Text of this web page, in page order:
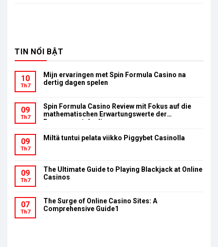
TIN NỔI BẬT
10
Th7
Mijn ervaringen met Spin Formula Casino na
dertig dagen spelen
09
Th7
Spin Formula Casino Review mit Fokus auf die
mathematischen Erwartungswerte der
Bonusumsatzbedingungen
09
Th7
Miltä tuntui pelata viikko Piggybet Casinolla
09
Th7
The Ultimate Guide to Playing Blackjack at Online
Casinos
07
Th7
The Surge of Online Casino Sites: A
Comprehensive Guide1